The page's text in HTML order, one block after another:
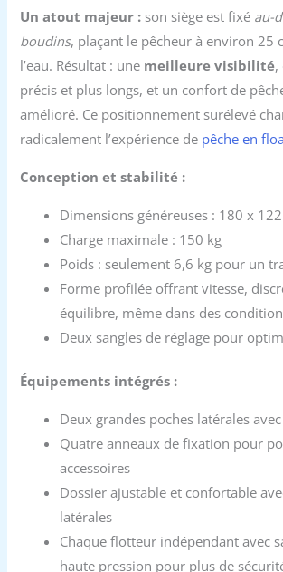
Un atout majeur : son siège est fixé au-
boudins, plaçant le pêcheur à environ 25
l’eau. Résultat : une meilleure visibilité,
précis et plus longs, et un confort de
amélioré. Ce positionnement surélevé
radicalement l’expérience de pêche en
Conception et stabilité :
Dimensions généreuses : 180 x
Charge maximale : 150 kg
Poids : seulement 6,6 kg pour un
Forme profilée offrant vitesse,
équilibre, même dans des
Deux sangles de réglage pour
Équipements intégrés :
Deux grandes poches latérales
Quatre anneaux de fixation pour
accessoires
Dossier ajustable et confortable
latérales
Chaque flotteur indépendant avec
haute pression pour plus de